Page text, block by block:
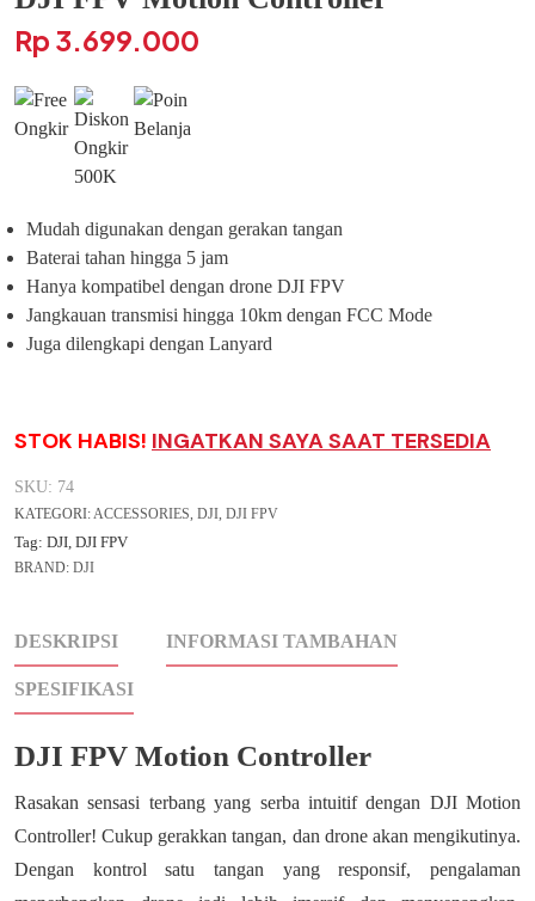
Rp 3.699.000
Mudah digunakan dengan gerakan tangan
Baterai tahan hingga 5 jam
Hanya kompatibel dengan drone DJI FPV
Jangkauan transmisi hingga 10km dengan FCC Mode
Juga dilengkapi dengan Lanyard
STOK HABIS! INGATKAN SAYA SAAT TERSEDIA
SKU: 74
KATEGORI:ACCESSORIES, DJI, DJI FPV
Tag: DJI, DJI FPV
BRAND: DJI
DESKRIPSI INFORMASI TAMBAHAN
SPESIFIKASI
DJI FPV Motion Controller
Rasakan sensasi terbang yang serba intuitif dengan DJI Motion
Controller! Cukup gerakkan tangan, dan drone akan mengikutinya.
Dengan kontrol satu tangan yang responsif, pengalaman